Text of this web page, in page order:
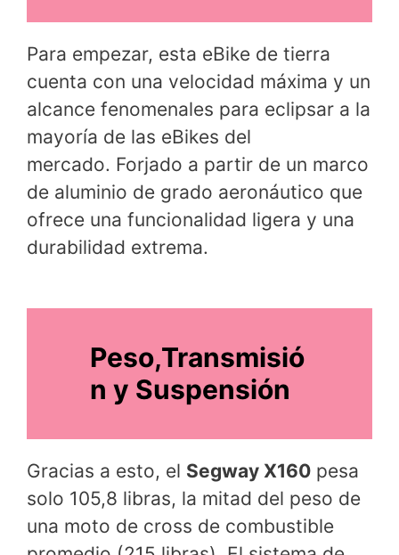
Para empezar, esta eBike de tierra
cuenta con una velocidad máxima y un
alcance fenomenales para eclipsar a la
mayoría de las eBikes del
mercado. Forjado a partir de un marco
de aluminio de grado aeronáutico que
ofrece una funcionalidad ligera y una
durabilidad extrema.
Peso,Transmisió
n y Suspensión
Gracias a esto, el Segway X160 pesa
solo 105,8 libras, la mitad del peso de
una moto de cross de combustible